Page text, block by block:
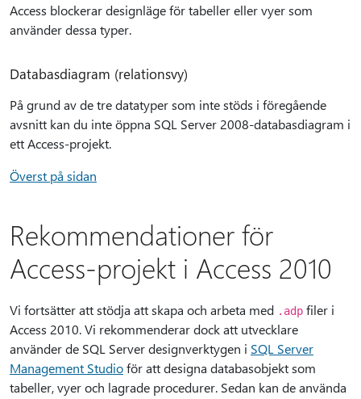
Access blockerar designläge för tabeller eller vyer som
använder dessa typer.
Databasdiagram (relationsvy)
På grund av de tre datatyper som inte stöds i föregående
avsnitt kan du inte öppna SQL Server 2008-databasdiagram i
ett Access-projekt.
Överst på sidan
Rekommendationer för
Access-projekt i Access 2010
Vi fortsätter att stödja att skapa och arbeta med .adp filer i
Access 2010. Vi rekommenderar dock att utvecklare
använder de SQL Server designverktygen i SQL Server
Management Studioför att designa databasobjekt som
tabeller, vyer och lagrade procedurer. Sedan kan de använda